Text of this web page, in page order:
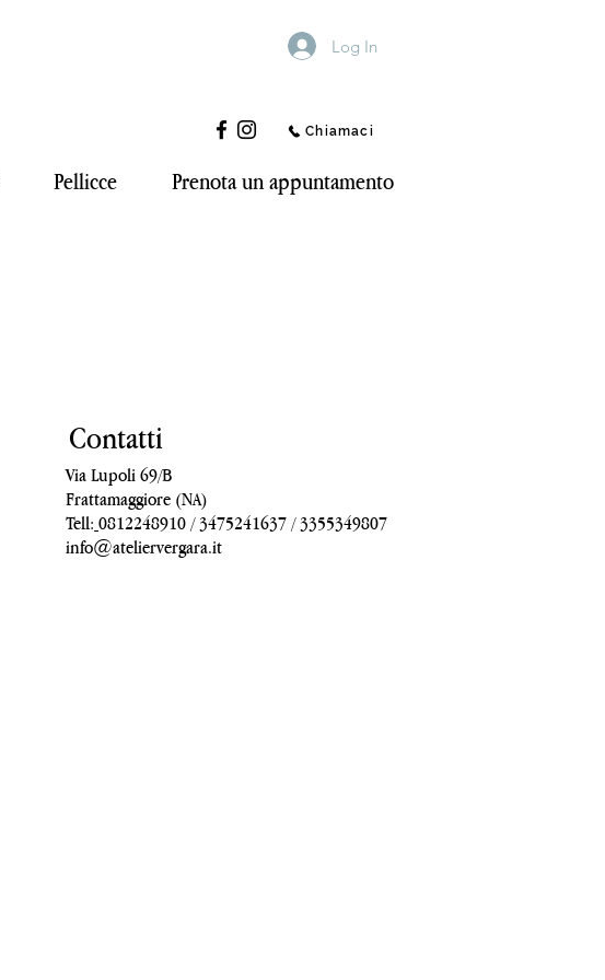
Log In
Chiamaci
Pellicce Prenota un appuntamento
Contatti
Via Lupoli 69/B
Frattamaggiore (NA)
Tell: 0812248910/3475241637/3355349807
info@ateliervergara.it